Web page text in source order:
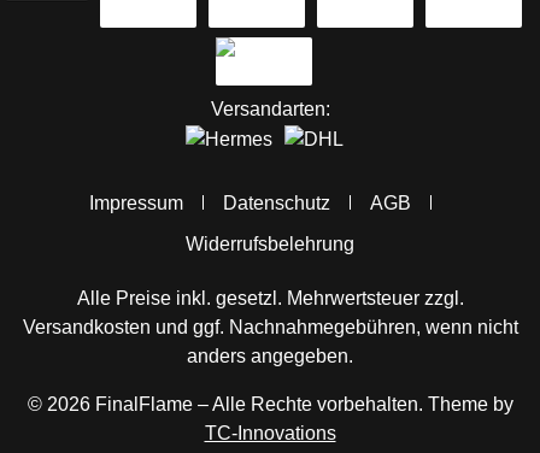
Versandarten:
Impressum Datenschutz
AGB
Widerrufsbelehrung
Alle Preise inkl. gesetzl. Mehrwertsteuer zzgl.
Versandkosten und ggf. Nachnahmegebühren, wenn nicht
anders angegeben.
© 2026 FinalFlame – Alle Rechte vorbehalten. Theme by
TC-Innovations